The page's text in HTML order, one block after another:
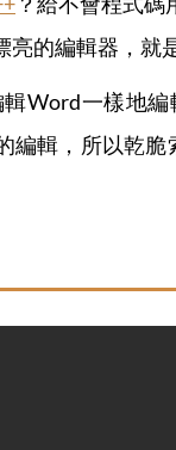
亮的編輯器，就
Word一樣地
輯，所以乾脆